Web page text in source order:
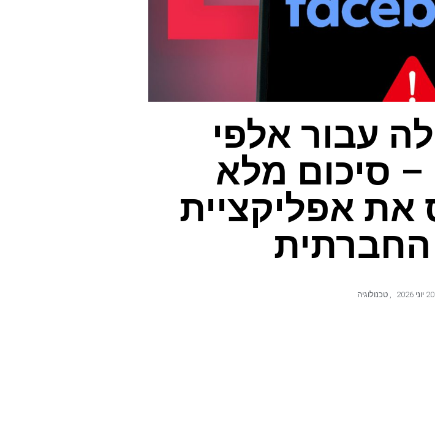
עבור אלפי
סיכום מלא
אפליקציית
20 יוני 2026 , טכנולוגיה